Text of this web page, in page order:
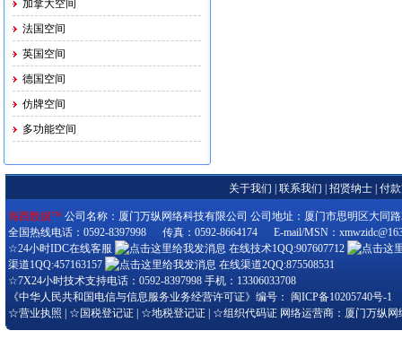
加拿大空间
法国空间
英国空间
德国空间
仿牌空间
多功能空间
关于我们 联系我们 招贤纳士 付
海西数据™ 公司名称：厦门万纵网络科技有限公司 公司地址：厦门市思明区大同路
全国热线电话：0592-8397998 传真：0592-8664174 E-mail/MSN：
☆24小时IDC在线客服
在线技术1QQ:907607712
渠道1QQ:457163157
在线渠道2QQ:875508531
☆7X24小时技术支持电话：0592-8397998 手机：13306033708
《中华人民共和国电信与信息服务业务经营许可证》编号： 闽ICP备10205740号-1
☆营业执照 | ☆ 国税登记证 | ☆地税登记证 | ☆组织代码证 网络运营商：厦门万纵